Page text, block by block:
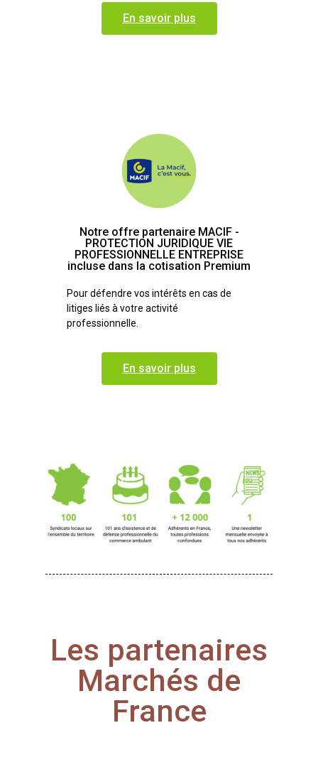
En savoir plus
Notre offre partenaire MACIF -
PROTECTION JURIDIQUE VIE
PROFESSIONNELLE ENTREPRISE
incluse dans la cotisation Premium
Pour défendre vos intérêts en cas de
litiges liés à votre activité
professionnelle.
En savoir plus
Les partenaires
Marchés de
France